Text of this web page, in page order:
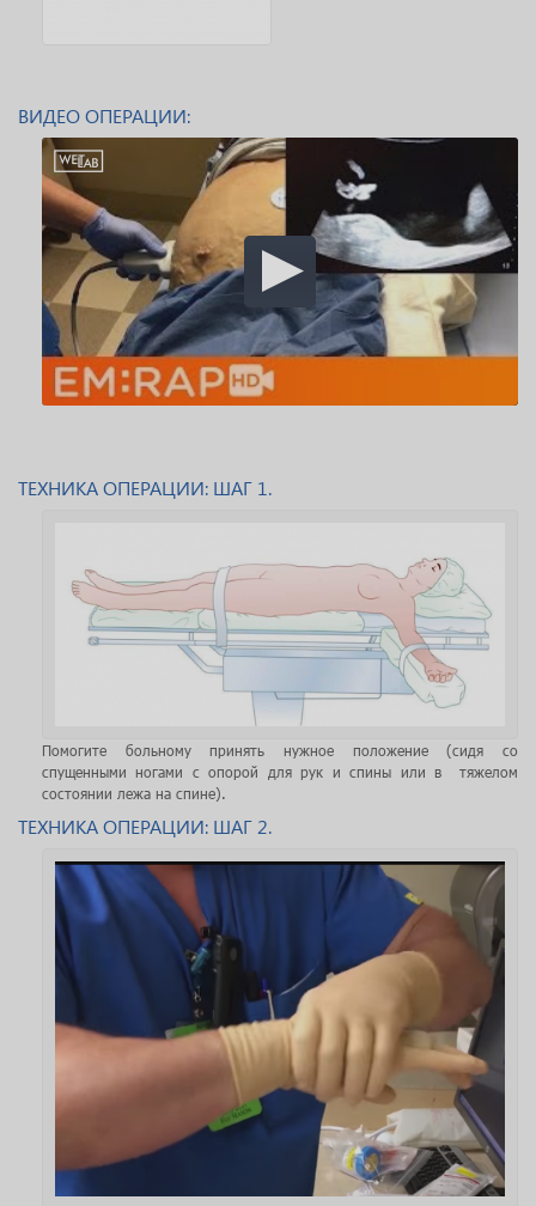
ВИДЕО ОПЕРАЦИИ:
ТЕХНИКА ОПЕРАЦИИ: ШАГ 1.
Помогите больному принять нужное положение (сидя со
спущенными ногами с опорой для рук и спины или в тяжелом
состоянии лежа на спине).
ТЕХНИКА ОПЕРАЦИИ: ШАГ 2.